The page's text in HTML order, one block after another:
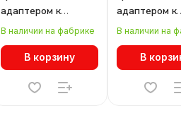
адаптером к
2134XX//2164XX для
Teta 595086
В наличии на фабрике
В корзину
адаптером к
05102X/
Teta 595026
В наличии на
В